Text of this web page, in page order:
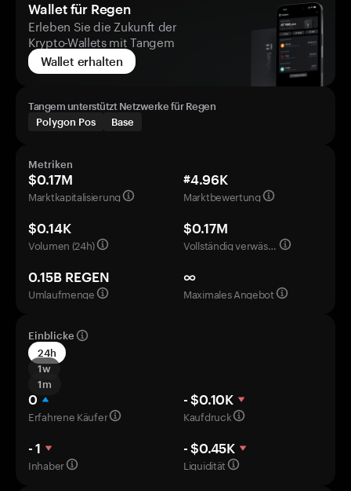
Wallet für Regen
Erleben Sie die Zukunft der
Krypto-Wallets mit Tangem
Wallet erhalten
Tangem unterstützt Netzwerke für Regen
Polygon Pos
Base
Metriken
$0.17M
Marktkapitalisierung
#4.96K
Marktbewertung
$0.14K
Volumen (24h)
$0.17M
Vollständig verwässerte Bewertung
0.15B REGEN
Umlaufmenge
∞
Maximales Angebot
Einblicke
24h
1w
1m
0
Erfahrene Käufer
- $0.10K
Kaufdruck
- 1
Inhaber
- $0.45K
Liquidität